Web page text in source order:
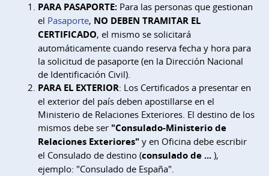
PARA PASAPORTE: Para las personas que gestionan
el Pasaporte, NO DEBEN TRAMITAR EL
CERTIFICADO, el mismo se solicitará
automáticamente cuando reserva fecha y hora para
la solicitud de pasaporte (en la Dirección Nacional
de Identificación Civil).
PARA EL EXTERIOR: Los Certificados a presentar en
el exterior del país deben apostillarse en el
Ministerio de Relaciones Exteriores. El destino de los
mismos debe ser "Consulado-Ministerio de
Relaciones Exteriores" y en Oficina debe escribir
el Consulado de destino (consulado de ... ),
ejemplo: "Consulado de España".